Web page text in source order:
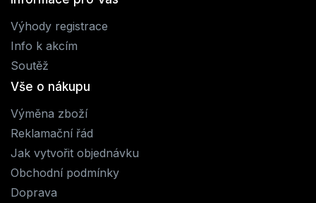
Výhody registrace
Info k akcím
Soutěž
Vše o nákupu
Výměna zboží
Reklamační řád
Jak vytvořit objednávku
Obchodní podmínky
Doprava